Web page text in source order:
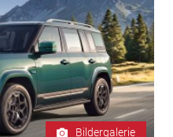
Bildergalerie